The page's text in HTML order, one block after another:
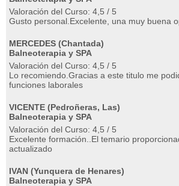
Valoración del Curso: 4,5 / 5
Gusto personal.Excelente, una muy buena
MERCEDES (Chantada)
Balneoterapia y SPA
Valoración del Curso: 4,5 / 5
Lo recomiendo.Gracias a este titulo me
funciones laborales
VICENTE (Pedroñeras, Las)
Balneoterapia y SPA
Valoración del Curso: 4,5 / 5
Excelente formación..El temario
actualizado
IVAN (Yunquera de Henares)
Balneoterapia y SPA